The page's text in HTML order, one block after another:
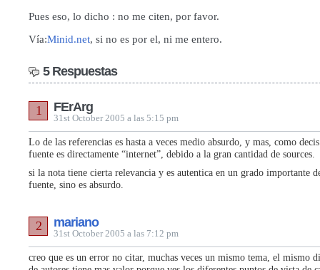
Pues eso, lo dicho : no me citen, por favor.
Vía:Minid.net, si no es por el, ni me entero.
5 Respuestas
FErArg
31st October 2005 a las 5:15 pm
1
Lo de las referencias es hasta a veces medio absurdo, y mas, como
fuente es directamente “internet”, debido a la gran cantidad de sources.
si la nota tiene cierta relevancia y es autentica en un grado importante
fuente, sino es absurdo.
mariano
31st October 2005 a las 7:12 pm
2
creo que es un error no citar, muchas veces un mismo tema, el mismo